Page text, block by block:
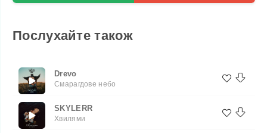
Послухайте також
Drevo
Смарагдове небо
SKYLERR
Хвилями